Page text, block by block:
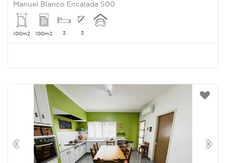
Manuel Blanco Encalada 500
100m2 100m2 3 3